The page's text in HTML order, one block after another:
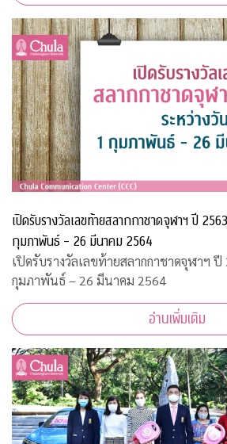
เปิดรับรางวัลเลขท้ายสลากกาชาดจุฬาฯ ปี
กุมภาพันธ์ – 26 มีนาคม 2564
เปิดรับรางวัลเลขท้ายสลากกาชาดจุฬาฯ ปี
กุมภาพันธ์ – 26 มีนาคม 2564
อ่านเพิ่มเติม